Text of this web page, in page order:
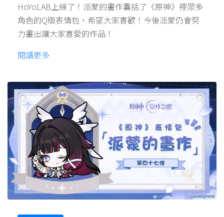
HoYoLAB上線了！派蒙的畫作囊括了《原神》裡眾多
角色的Q版表情包，希望大家喜歡！今後派蒙仍會努
力畫出讓大家喜愛的作品！
閱讀更多